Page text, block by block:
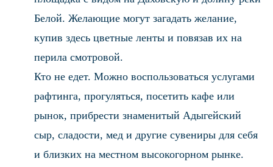
Белой. Желающие могут загадать желание,
купив здесь цветные ленты и повязав их на
перила смотровой.
Кто не едет. Можно воспользоваться услугами
рафтинга, прогуляться, посетить кафе или
рынок, прибрести знаменитый Адыгейский
сыр, сладости, мед и другие сувениры для себя
и близких на местном высокогорном рынке.